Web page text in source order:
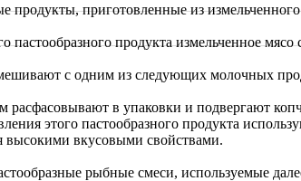
продукты, приготовленные из
пастообразного продукта измельченное
с одним из следующих молочных
расфасовывают в упаковки и подвергают
этого пастообразного продукта
высокими вкусовыми свойствами.
рыбные смеси, используемые